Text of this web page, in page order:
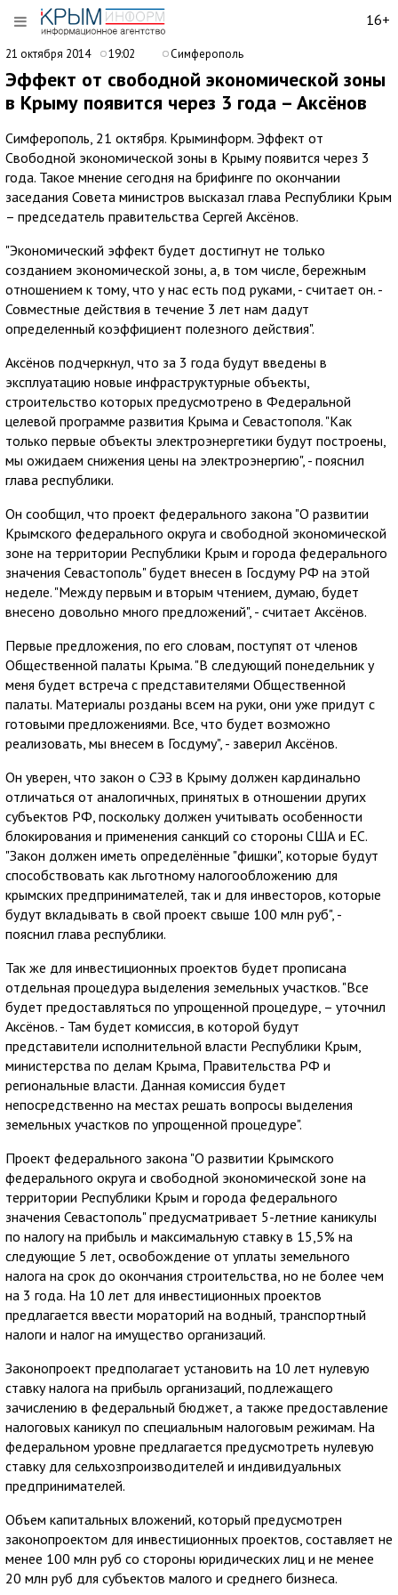
16+
21 октября 2014 19:02 Симферополь
Эффект от свободной экономической зоны
в Крыму появится через 3 года – Аксёнов
Симферополь, 21 октября. Крыминформ. Эффект от
Свободной экономической зоны в Крыму появится через 3
года. Такое мнение сегодня на брифинге по окончании
заседания Совета министров высказал глава Республики Крым
– председатель правительства Сергей Аксёнов.
"Экономический эффект будет достигнут не только
созданием экономической зоны, а, в том числе, бережным
отношением к тому, что у нас есть под руками, - считает он. -
Совместные действия в течение 3 лет нам дадут
определенный коэффициент полезного действия".
Аксёнов подчеркнул, что за 3 года будут введены в
эксплуатацию новые инфраструктурные объекты,
строительство которых предусмотрено в Федеральной
целевой программе развития Крыма и Севастополя. "Как
только первые объекты электроэнергетики будут построены,
мы ожидаем снижения цены на электроэнергию", - пояснил
глава республики.
Он сообщил, что проект федерального закона "О развитии
Крымского федерального округа и свободной экономической
зоне на территории Республики Крым и города федерального
значения Севастополь" будет внесен в Госдуму РФ на этой
неделе. "Между первым и вторым чтением, думаю, будет
внесено довольно много предложений", - считает Аксёнов.
Первые предложения, по его словам, поступят от членов
Общественной палаты Крыма. "В следующий понедельник у
меня будет встреча с представителями Общественной
палаты. Материалы розданы всем на руки, они уже придут с
готовыми предложениями. Все, что будет возможно
реализовать, мы внесем в Госдуму", - заверил Аксёнов.
Он уверен, что закон о СЭЗ в Крыму должен кардинально
отличаться от аналогичных, принятых в отношении других
субъектов РФ, поскольку должен учитывать особенности
блокирования и применения санкций со стороны США и ЕС.
"Закон должен иметь определённые "фишки", которые будут
способствовать как льготному налогообложению для
крымских предпринимателей, так и для инвесторов, которые
будут вкладывать в свой проект свыше 100 млн руб", -
пояснил глава республики.
Так же для инвестиционных проектов будет прописана
отдельная процедура выделения земельных участков. "Все
будет предоставляться по упрощенной процедуре, – уточнил
Аксёнов. - Там будет комиссия, в которой будут
представители исполнительной власти Республики Крым,
министерства по делам Крыма, Правительства РФ и
региональные власти. Данная комиссия будет
непосредственно на местах решать вопросы выделения
земельных участков по упрощенной процедуре".
Проект федерального закона "О развитии Крымского
федерального округа и свободной экономической зоне на
территории Республики Крым и города федерального
значения Севастополь" предусматривает 5-летние каникулы
по налогу на прибыль и максимальную ставку в 15,5% на
следующие 5 лет, освобождение от уплаты земельного
налога на срок до окончания строительства, но не более чем
на 3 года. На 10 лет для инвестиционных проектов
предлагается ввести мораторий на водный, транспортный
налоги и налог на имущество организаций.
Законопроект предполагает установить на 10 лет нулевую
ставку налога на прибыль организаций, подлежащего
зачислению в федеральный бюджет, а также предоставление
налоговых каникул по специальным налоговым режимам. На
федеральном уровне предлагается предусмотреть нулевую
ставку для сельхозпроизводителей и индивидуальных
предпринимателей.
Объем капитальных вложений, который предусмотрен
законопроектом для инвестиционных проектов, составляет не
менее 100 млн руб со стороны юридических лиц и не менее
20 млн руб для субъектов малого и среднего бизнеса.